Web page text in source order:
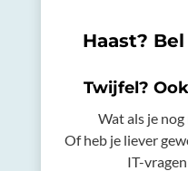
Haast?
Twijfel?
Wat als je
Of heb je liever
IT-